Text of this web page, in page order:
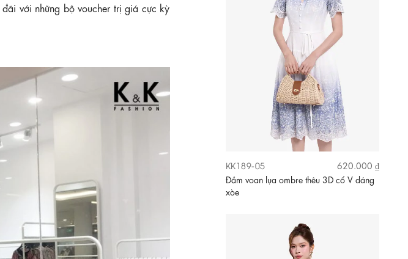
với những bộ voucher trị giá cực kỳ
KK189-15
730.000 ₫
Đầm lụa dáng xòe cổ thuyền lệch vai